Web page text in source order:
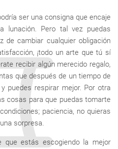
ser una consigna que encaje
lunación. Pero tal vez puedas
de cambiar cualquier obligación
¡todo un arte que tú sí
recibir algún merecido regalo,
que después de un tiempo de
puedes respirar mejor. Por otra
cosas para que puedas tomarte
paciencia, no quieras
sorpresa.
que estás escogiendo la mejor